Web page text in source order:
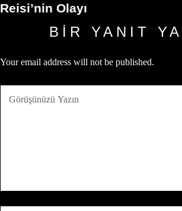
Reisi’nin Olayı
BIR YANIT
Your email address will not be published.